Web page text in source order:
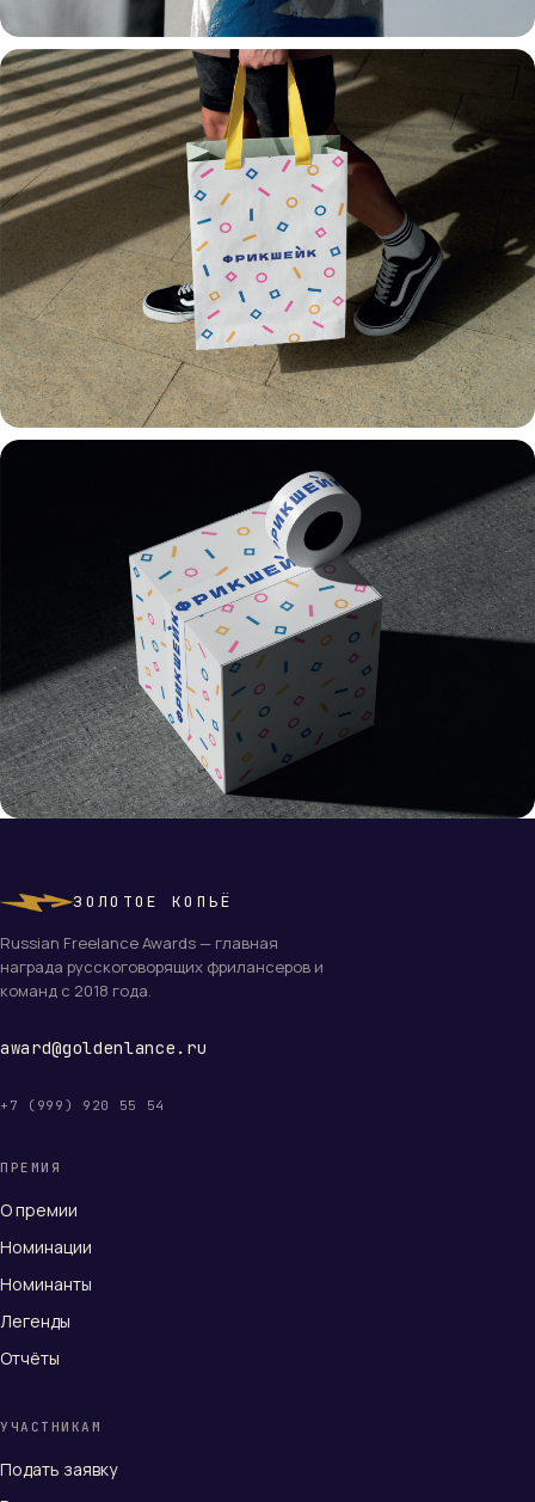
ЗОЛОТОЕ КОПЬЁ
Russian Freelance Awards — главная
награда русскоговорящих фрилансеров и
команд с 2018 года.
award@goldenlance.ru
+7 (999) 920 55 54
ПРЕМИЯ
О премии
Номинации
Номинанты
Легенды
Отчёты
УЧАСТНИКАМ
Подать заявку